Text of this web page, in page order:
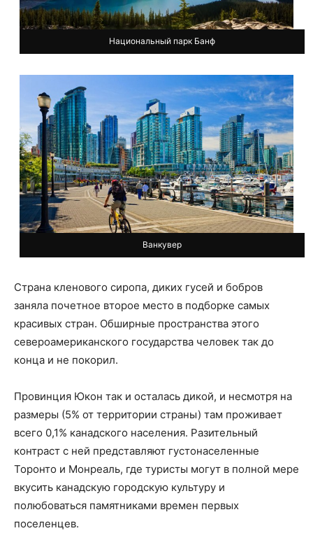
Национальный парк Банф
Ванкувер
Страна кленового сиропа, диких гусей и бобров
заняла почетное второе место в подборке самых
красивых стран. Обширные пространства этого
североамериканского государства человек так до
конца и не покорил.
Провинция Юкон так и осталась дикой, и несмотря на
размеры (5% от территории страны) там проживает
всего 0,1% канадского населения. Разительный
контраст с ней представляют густонаселенные
Торонто и Монреаль, где туристы могут в полной мере
вкусить канадскую городскую культуру и
полюбоваться памятниками времен первых
поселенцев.